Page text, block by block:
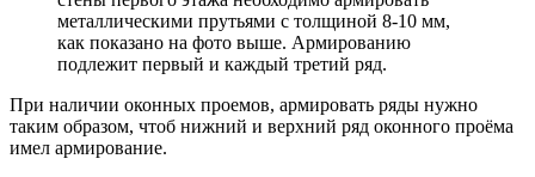
металлическими прутьями с толщиной 8-10 мм,
как показано на фото выше. Армированию
подлежит первый и каждый третий ряд.
При наличии оконных проемов, армировать ряды нужно
таким образом, чтоб нижний и верхний ряд оконного проёма
имел армирование.